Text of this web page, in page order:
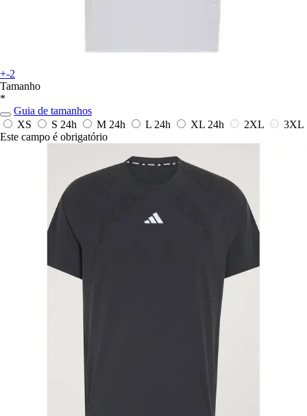
+-2
Tamanho
*
Guia de tamanhos
XS
S 24h M 24h L 24h XL 24h 2XL
3XL
Este campo é obrigatório